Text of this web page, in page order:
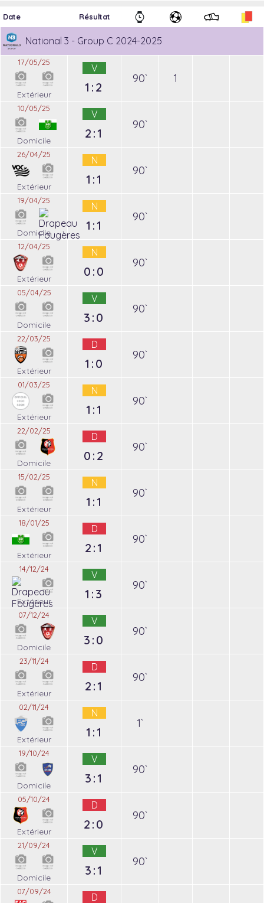
Date Résultat
National 3 - Group C 2024-2025
17/05/25
Extérieur
V
1:2
90` 1
10/05/25
Domicile
V
2:1
90`
26/04/25
Extérieur
N
1:1
90`
19/04/25
Domicile
N
1:1
90`
12/04/25
Extérieur
N
0:0
90`
05/04/25
Domicile
V
3:0
90`
22/03/25
Extérieur
D
1:0
90`
01/03/25
Extérieur
N
1:1
90`
22/02/25
Domicile
D
0:2
90`
15/02/25
Extérieur
N
1:1
90`
18/01/25
Extérieur
D
2:1
90`
14/12/24
Extérieur
V
1:3
90`
07/12/24
Domicile
V
3:0
90`
23/11/24
Extérieur
D
2:1
90`
02/11/24
Extérieur
N
1:1
1`
19/10/24
Domicile
V
3:1
90`
05/10/24
Extérieur
D
2:0
90`
21/09/24
Domicile
V
3:1
90`
07/09/24 D